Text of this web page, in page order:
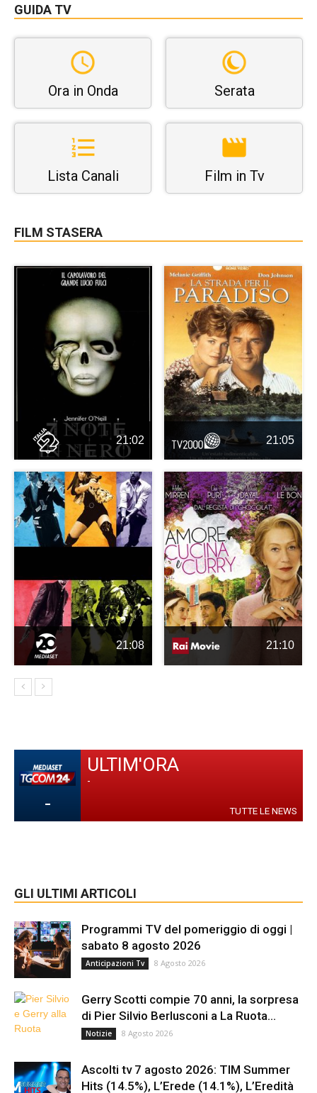
GUIDA TV
Ora in Onda Serata
Lista Canali Film in Tv
FILM STASERA
21:02 21:05
21:08 21:10
-
ULTIM'ORA
-
TUTTE LE NEWS
GLI ULTIMI ARTICOLI
Programmi TV del pomeriggio di oggi |
sabato 8 agosto 2026
Anticipazioni Tv 8 Agosto 2026
Gerry Scotti compie 70 anni, la sorpresa
di Pier Silvio Berlusconi a La Ruota...
Notizie 8 Agosto 2026
Ascolti tv 7 agosto 2026: TIM Summer
Hits (14.5%), L’Erede (14.1%), L’Eredità